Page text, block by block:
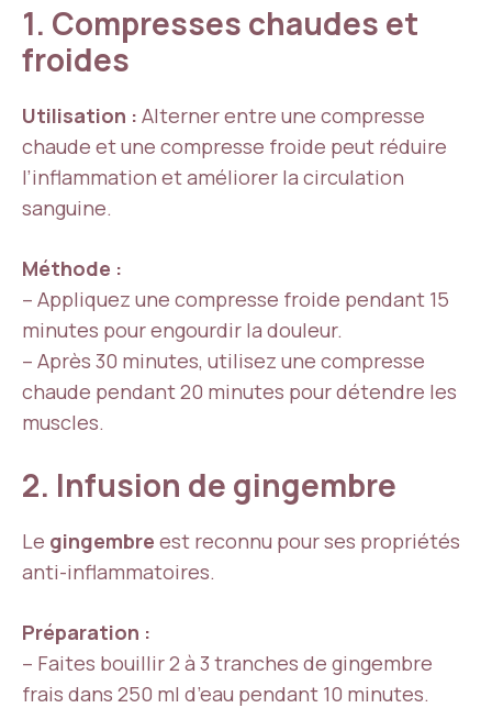
1. Compresses chaudes et
froides
Utilisation : Alterner entre une compresse
chaude et une compresse froide peut réduire
l’inflammation et améliorer la circulation
sanguine.
Méthode :
– Appliquez une compresse froide pendant 15
minutes pour engourdir la douleur.
– Après 30 minutes, utilisez une compresse
chaude pendant 20 minutes pour détendre les
muscles.
2. Infusion de gingembre
Le gingembre est reconnu pour ses propriétés
anti-inflammatoires.
Préparation :
– Faites bouillir 2 à 3 tranches de gingembre
frais dans 250 ml d’eau pendant 10 minutes.